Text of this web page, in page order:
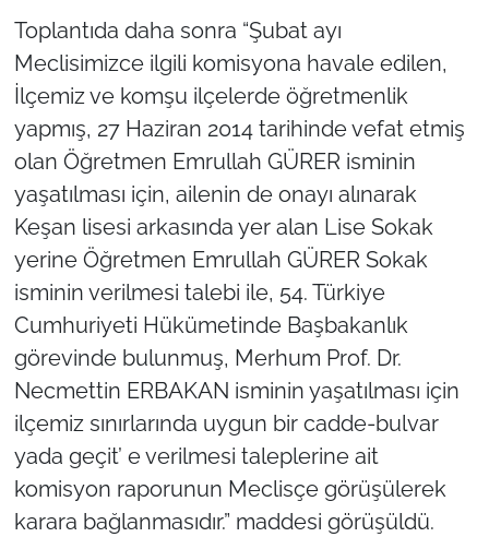
Toplantıda daha sonra “Şubat ayı
Meclisimizce ilgili komisyona havale edilen,
İlçemiz ve komşu ilçelerde öğretmenlik
yapmış, 27 Haziran 2014 tarihinde vefat etmiş
olan Öğretmen Emrullah GÜRER isminin
yaşatılması için, ailenin de onayı alınarak
Keşan lisesi arkasında yer alan Lise Sokak
yerine Öğretmen Emrullah GÜRER Sokak
isminin verilmesi talebi ile, 54. Türkiye
Cumhuriyeti Hükümetinde Başbakanlık
görevinde bulunmuş, Merhum Prof. Dr.
Necmettin ERBAKAN isminin yaşatılması için
ilçemiz sınırlarında uygun bir cadde-bulvar
yada geçit’ e verilmesi taleplerine ait
komisyon raporunun Meclisçe görüşülerek
karara bağlanmasıdır.” maddesi görüşüldü.